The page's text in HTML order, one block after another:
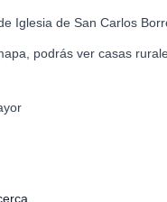
Iglesia de San Carlos
podrás ver casas